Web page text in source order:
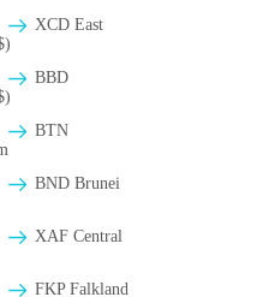
XCD East
BBD
BTN
BND Brunei
XAF Central
FKP Falkland